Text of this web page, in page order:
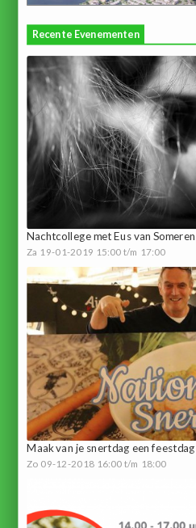
Recente Evenementen
Nachtcollege met Eus van Someren
Za 19-01-2019 15:00 t/m 17:00
Maak van je snertdag een feestdag
Zo 09-12-2018 16:00 t/m 18:00